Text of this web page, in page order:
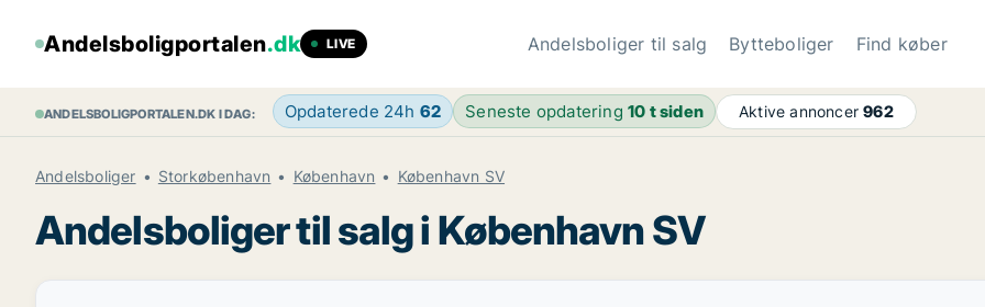
Andelsboligportalen.dk LIVE Andelsboliger til salg Bytteboliger Find køber
ANDELSBOLIGPORTALEN.DK I DAG: Opdaterede 24h 62 Seneste opdatering10 t siden Aktive annoncer962
Andelsboliger Storkøbenhavn København København SV
Andelsboliger til salg i København SV